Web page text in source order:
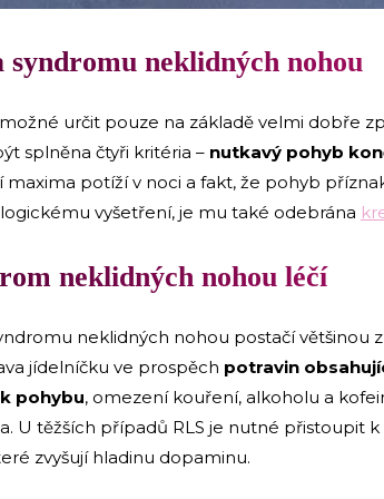
syndromu neklidných nohou
určit pouze na základě velmi dobře
splněna čtyři kritéria – nutkavý pohyb
maxima potíží v noci a fakt, že pohyb
vyšetření, je mu také odebrána
neklidných nohou léčí
neklidných nohou postačí většinou
jídelníčku ve prospěch potravin
pohybu, omezení kouření, alkoholu a
U těžších případů RLS je nutné přistoupit
zvyšují hladinu dopaminu.